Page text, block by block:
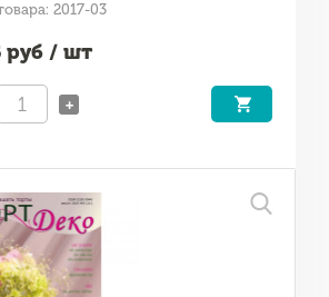
2017-03
руб / шт
+